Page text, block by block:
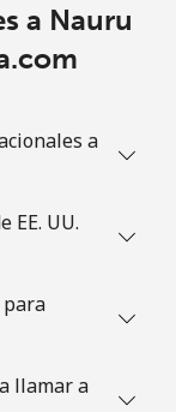
a Nauru
a
EE. UU.
para
llamar a